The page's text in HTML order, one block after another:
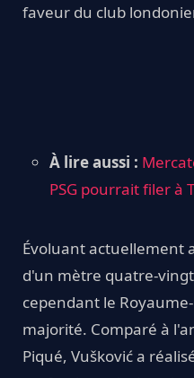
faveur du club
À lire aussi :
PSG pourrait filer à
Évoluant actuellement
d'un mètre quatre-
cependant le
majorité. Comparé à
Piqué, Vušković a